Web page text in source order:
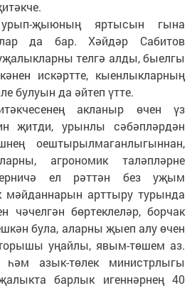
җыюның яртысын гына
да бар. Хәйдәр Сабитов
телгә алды, быелгы
искәртте, кыенлыкларның
булуын да әйтеп үтте.
акланыр өчен үз
җитди, урынлы сәбәпләрдән
оештырылмаганлыгыннан,
агрономик таләпләрне
ел рәттән без уҗым
мәйданнарын арттыру турында
чәчелгән бөртеклеләр, борчак
була, аларны җыеп алу өчен
уңайлы, явым-төшем аз.
азык-төлек министрлыгы
барлык игеннәрнең 40